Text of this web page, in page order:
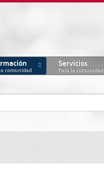
comunidad
Servicios
Para la comunidad